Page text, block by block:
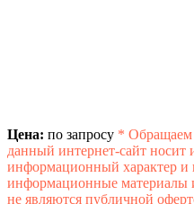
Цена: по запросу * Обращаем
данный интернет-сайт носит
информационный характер и
информационные материалы
не являются публичной